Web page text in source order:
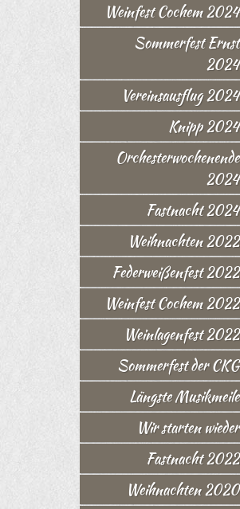
Weinfest Cochem 2024
Sommerfest Ernst
2024
Vereinsausflug 2024
Knipp 2024
Orchesterwochenende
2024
Fastnacht 2024
Weihnachten 2022
Federweißenfest 2022
Weinfest Cochem 2022
Weinlagenfest 2022
Sommerfest der CKG
Längste Musikmeile
Wir starten wieder
Fastnacht 2022
Weihnachten 2020